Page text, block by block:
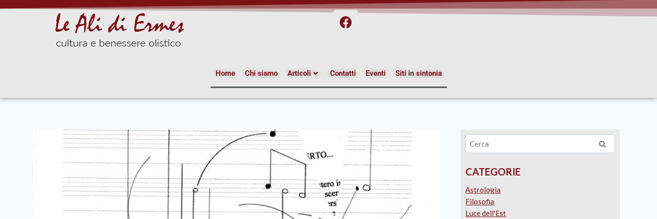
Home Chi siamo Articoli Contatti Eventi Siti in sintonia
CATEGORIE
Astrologia
Filosofia
Luce dell'Est